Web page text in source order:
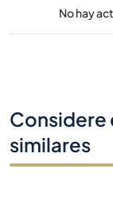
No hay
similares